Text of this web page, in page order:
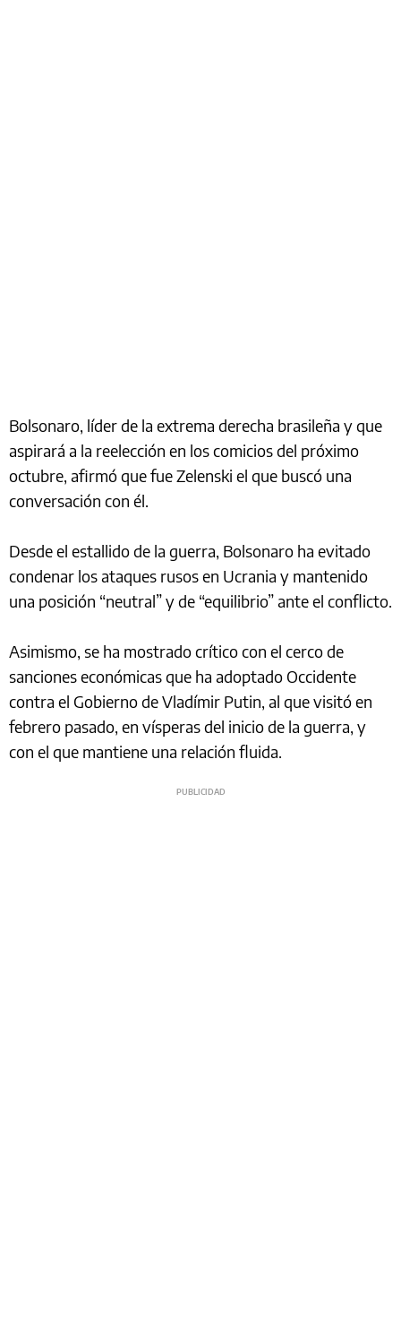
Bolsonaro, líder de la extrema derecha brasileña y que
aspirará a la reelección en los comicios del próximo
octubre, afirmó que fue Zelenski el que buscó una
conversación con él.
Desde el estallido de la guerra, Bolsonaro ha evitado
condenar los ataques rusos en Ucrania y mantenido
una posición “neutral” y de “equilibrio” ante el conflicto.
Asimismo, se ha mostrado crítico con el cerco de
sanciones económicas que ha adoptado Occidente
contra el Gobierno de Vladímir Putin, al que visitó en
febrero pasado, en vísperas del inicio de la guerra, y
con el que mantiene una relación fluida.